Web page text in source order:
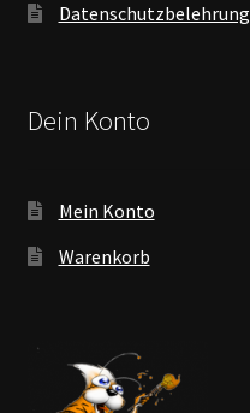
Datenschutzbelehrung
Dein Konto
Mein Konto
Warenkorb